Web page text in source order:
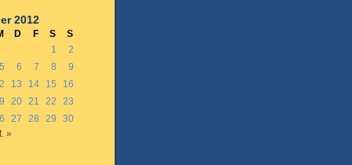
2012
D F S
S
1
2
5 6 7 8
9
13 14 15
16
20 21 22
23
27 28 29
30
»